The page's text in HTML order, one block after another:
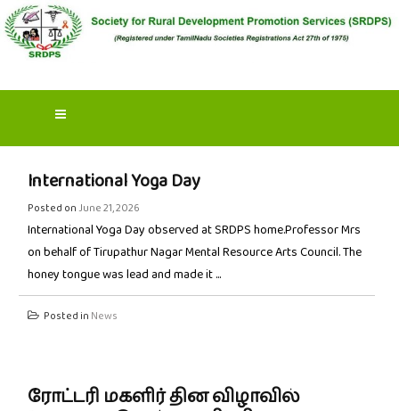
Skip
to
content
SOCIETY FOR RURAL
PROMOTION SERVICES
(SRDPS)
International Yoga Day
Posted on June 21, 2026
International Yoga Day observed at SRDPS home.Professor Mrs
on behalf of Tirupathur Nagar Mental Resource Arts Council. The
honey tongue was lead and made it ...
Posted in News
ரோட்டரி மகளிர் தின விழாவில்